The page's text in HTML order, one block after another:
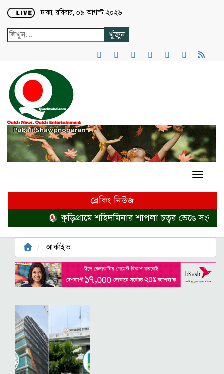
Loading...
ঢাকা, রবিবার, ০৯ আগস্ট ২০২৬
ব্রেকিং নিউজ
কুড়িগ্রামে শহিদমিনার শাপলা চত্বর ভেঙে সংকুচিত
আর্কাইভ